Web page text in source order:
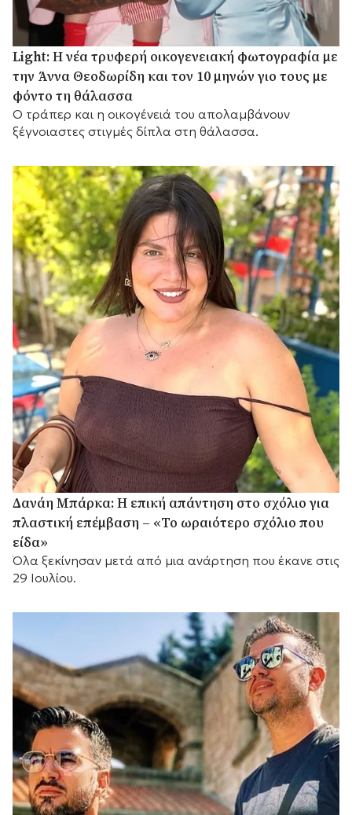
Light: Η νέα τρυφερή οικογενειακή φωτογραφία με
την Άννα Θεοδωρίδη και τον 10 μηνών γιο τους με
φόντο τη θάλασσα
Ο τράπερ και η οικογένειά του απολαμβάνουν
ξέγνοιαστες στιγμές δίπλα στη θάλασσα.
Δανάη Μπάρκα: Η επική απάντηση στο σχόλιο για
πλαστική επέμβαση – «Το ωραιότερο σχόλιο που
είδα»
Όλα ξεκίνησαν μετά από μια ανάρτηση που έκανε στις
29 Ιουλίου.